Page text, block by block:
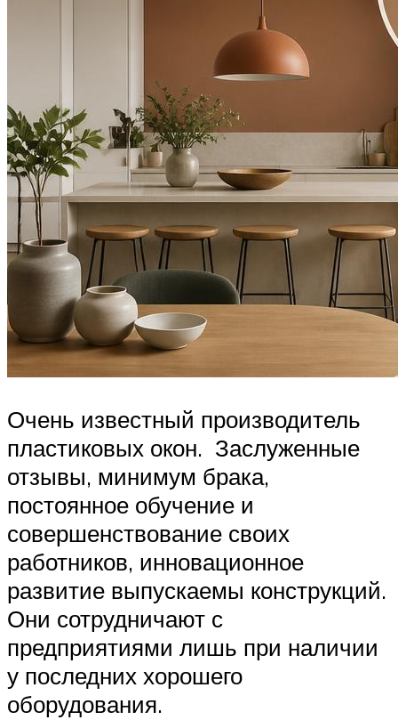
Очень известный производитель
пластиковых окон. Заслуженные
отзывы, минимум брака,
постоянное обучение и
совершенствование своих
работников, инновационное
развитие выпускаемы конструкций.
Они сотрудничают с
предприятиями лишь при наличии
у последних хорошего
оборудования.